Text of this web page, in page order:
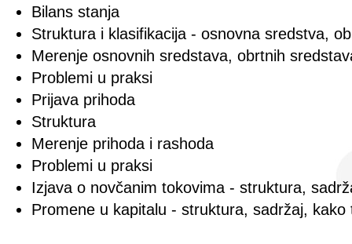
Bilans stanja
Struktura i klasifikacija - osnovna sredstva,
Merenje osnovnih sredstava, obrtnih
Problemi u praksi
Prijava prihoda
Struktura
Merenje prihoda i rashoda
Problemi u praksi
Izjava o novčanim tokovima - struktura,
Promene u kapitalu - struktura, sadržaj, kako